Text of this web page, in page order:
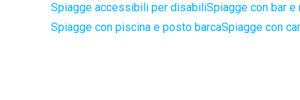
Spiagge accessibili per disabiliSpiagge con bar e
Spiagge con piscina e posto barcaSpiagge con